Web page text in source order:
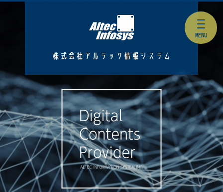
株式会社アルテック情報システム